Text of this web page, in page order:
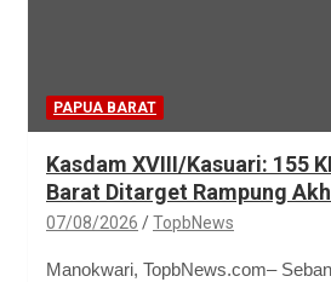
PAPUA BARAT
Kasdam XVIII/Kasuari: 155
Barat Ditarget Rampung
07/08/2026 TopbNews
Manokwari, TopbNews.com–